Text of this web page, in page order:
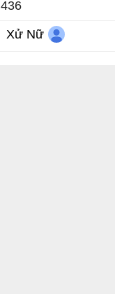
436
Xử Nữ